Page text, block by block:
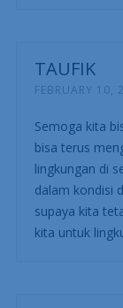
TAUFIK
FEBRUARY 10,
Semoga kita
bisa terus
lingkungan di
dalam kondisi
supaya kita
kita untuk